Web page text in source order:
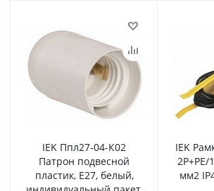
IEK Ппл27-04-К02
Патрон подвесной
пластик, E27, белый,
IEK
2Р+PE/